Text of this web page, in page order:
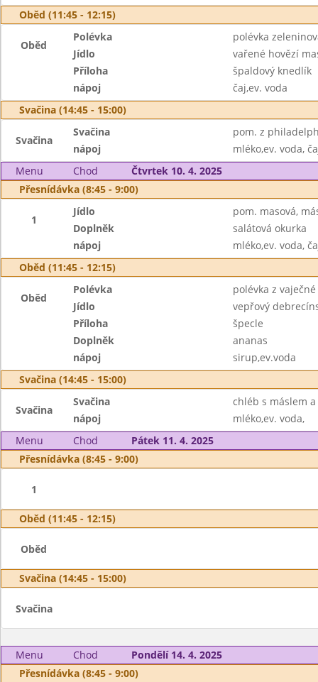
Oběd (11:45 - 12:15)
Oběd
Polévka
polévka
Jídlo
vařené hovězí
Příloha
špaldový knedlík
nápoj
čaj,ev. voda
Svačina (14:45 - 15:00)
Svačina
Svačina
pom. z
nápoj
mléko,ev. voda,
Menu
Chod
Čtvrtek 10. 4. 2025
Přesnídávka (8:45 - 9:00)
1
Jídlo
pom. masová,
Doplněk
salátová okurka
nápoj
mléko,ev. voda,
Oběd (11:45 - 12:15)
Oběd
Polévka
polévka z
Jídlo
vepřový
Příloha
špecle
Doplněk
ananas
nápoj
sirup,ev.voda
Svačina (14:45 - 15:00)
Svačina
Svačina
chléb s máslem
nápoj
mléko,ev. voda,
Menu
Chod
Pátek 11. 4. 2025
Přesnídávka (8:45 - 9:00)
1
Oběd (11:45 - 12:15)
Oběd
Svačina (14:45 - 15:00)
Svačina
Menu Chod
Pondělí 14. 4. 2025
Přesnídávka (8:45 - 9:00)